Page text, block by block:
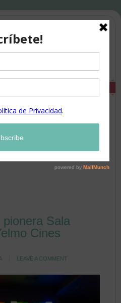
Sala
Cines
LEAVE A COMMENT